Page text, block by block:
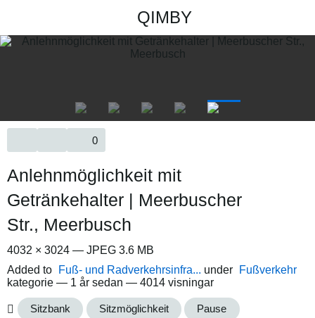
QIMBY
0
Anlehnmöglichkeit mit
Getränkehalter | Meerbuscher
Str., Meerbusch
4032 × 3024 — JPEG 3.6 MB
Added to
Fuß- und Radverkehrsinfra... under
Fußverkehr
kategorie — 1 år sedan — 4014 visningar
Sitzbank Sitzmöglichkeit Pause